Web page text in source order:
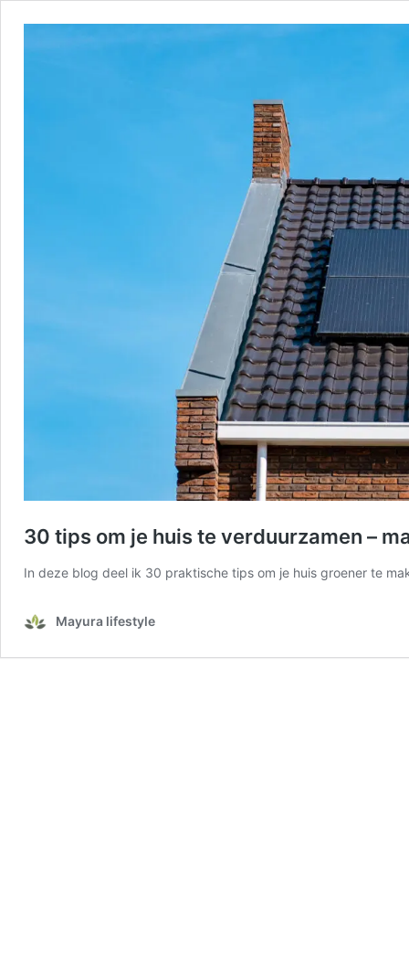
30 tips om je huis te verduurzamen –
In deze blog deel ik 30 praktische tips om je huis groener te
Mayura lifestyle